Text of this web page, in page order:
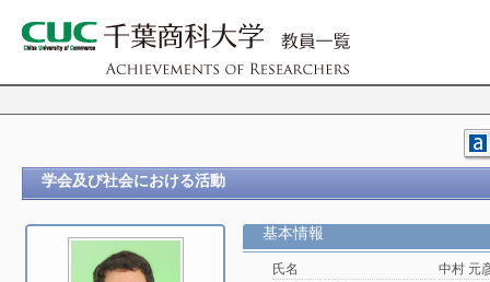
学会及び社会における活動
基本情報
氏名
中村 元